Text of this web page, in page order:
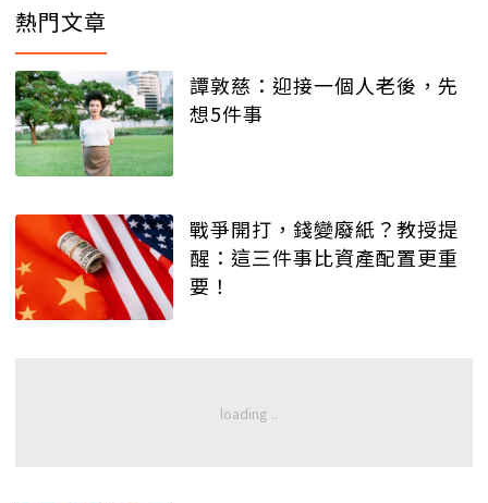
熱門文章
譚敦慈：迎接一個人老後，先
想5件事
戰爭開打，錢變廢紙？教授提
醒：這三件事比資產配置更重
要！